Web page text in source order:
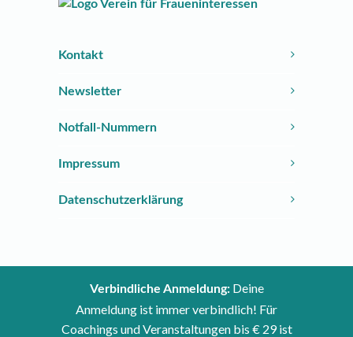
Kontakt
Newsletter
Notfall-Nummern
Impressum
Datenschutzerklärung
Verbindliche Anmeldung:Deine
Anmeldung ist immer verbindlich! Für
Coachings und Veranstaltungen bis € 29 ist